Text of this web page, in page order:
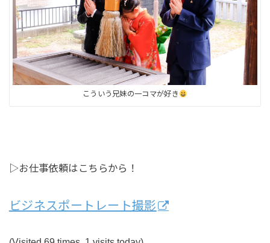
こういう兄妹の一コマが好き
▷お仕事依頼はこちらから！
ビジネスポートレート撮影